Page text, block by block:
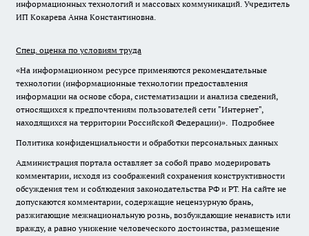
информационных технологий и массовых коммуникаций. Учредитель
ИП Кокарева Анна Константиновна.
Спец. оценка по условиям труда
«На информационном ресурсе применяются рекомендательные
технологии (информационные технологии предоставления
информации на основе сбора, систематизации и анализа сведений,
относящихся к предпочтениям пользователей сети "Интернет",
находящихся на территории Российской Федерации)». Подробнее
Политика конфиденциальности и обработки персональных данных
Администрация портала оставляет за собой право модерировать
комментарии, исходя из соображений сохранения конструктивности
обсуждения тем и соблюдения законодательства РФ и РТ. На сайте не
допускаются комментарии, содержащие нецензурную брань,
разжигающие межнациональную рознь, возбуждающие ненависть или
вражду, а равно унижение человеческого достоинства, размещение